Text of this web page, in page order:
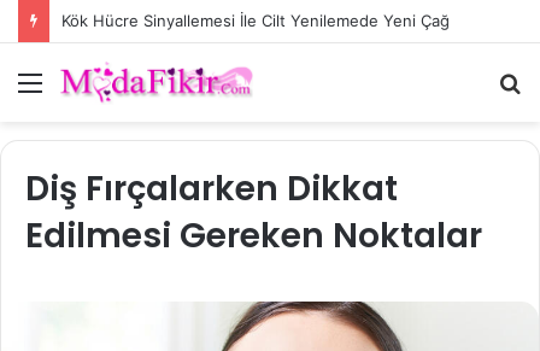
Kök Hücre Sinyallemesi İle Cilt Yenilemede Yeni Çağ
Menü
Diş Fırçalarken Dikkat
Edilmesi Gereken Noktalar